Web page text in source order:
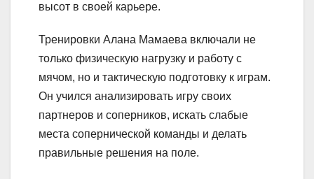
высот в своей карьере.
Тренировки Алана Мамаева включали не
только физическую нагрузку и работу с
мячом, но и тактическую подготовку к играм.
Он учился анализировать игру своих
партнеров и соперников, искать слабые
места сопернической команды и делать
правильные решения на поле.